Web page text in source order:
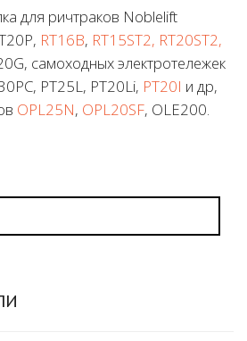
для ричтраков Noblelift
RT16B, RT15ST2, RT20ST2,
самоходных электротележек
PT25L, PT20Li, PT20I и др,
OPL25N, OPL20SF, OLE200.